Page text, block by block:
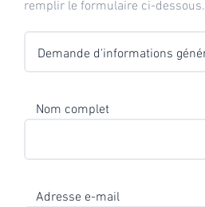
Nom complet
Adresse e-mail